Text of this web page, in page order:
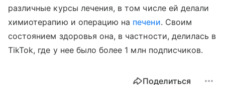
различные курсы лечения, в том числе ей делали
химиотерапию и операцию на печени. Своим
состоянием здоровья она, в частности, делилась в
TikTok, где у нее было более 1 млн подписчиков.
Поделиться